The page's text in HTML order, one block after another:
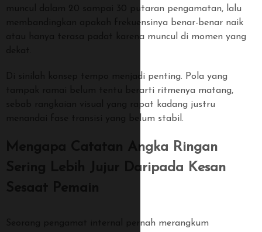
muncul dalam 20 sampai 30 putaran pengamatan, lalu
membandingkan apakah frekuensinya benar-benar naik
atau hanya terasa padat karena muncul di momen yang
Di sinilah konsep tempo menjadi penting. Pola yang
tampak ramai belum tentu berarti ritmenya matang,
sebab rangkaian visual yang rapat kadang justru
menandai fase transisi yang belum stabil.
Mengapa Catatan Angka Ringan
Sering Lebih Jujur Daripada Kesan
Seorang pengamat internal pernah merangkum